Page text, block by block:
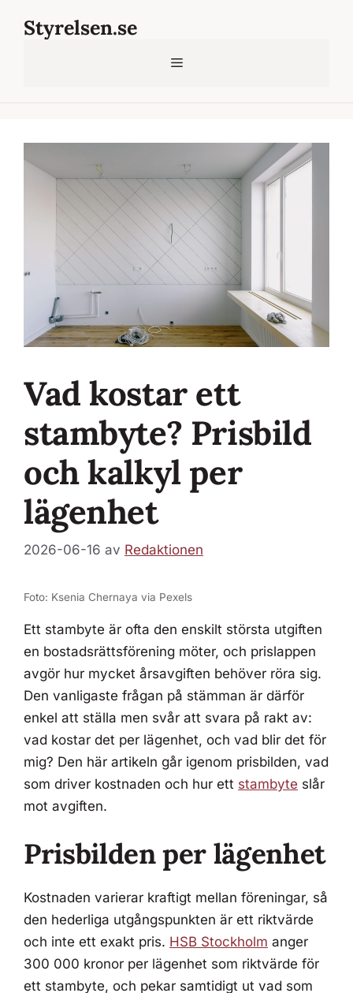
Styrelsen.se
Meny
Vad kostar ett
stambyte? Prisbild
och kalkyl per
lägenhet
2026-06-16 av Redaktionen
Foto: Ksenia Chernaya via Pexels
Ett stambyte är ofta den enskilt största utgiften
en bostadsrättsförening möter, och prislappen
avgör hur mycket årsavgiften behöver röra sig.
Den vanligaste frågan på stämman är därför
enkel att ställa men svår att svara på rakt av:
vad kostar det per lägenhet, och vad blir det för
mig? Den här artikeln går igenom prisbilden, vad
som driver kostnaden och hur ett stambyte slår
mot avgiften.
Prisbilden per lägenhet
Kostnaden varierar kraftigt mellan föreningar, så
den hederliga utgångspunkten är ett riktvärde
och inte ett exakt pris. HSB Stockholm anger
300 000 kronor per lägenhet som riktvärde för
ett stambyte, och pekar samtidigt ut vad som